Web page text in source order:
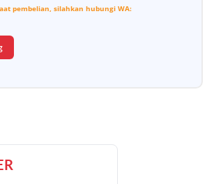
pembelian, silahkan hubungi WA: